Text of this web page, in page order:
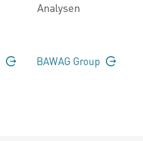
Analysen
BAWAG Group